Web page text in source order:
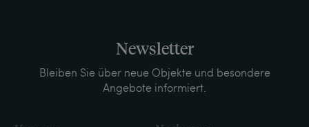
Newsletter
Bleiben Sie über neue Objekte und besondere
Angebote informiert.